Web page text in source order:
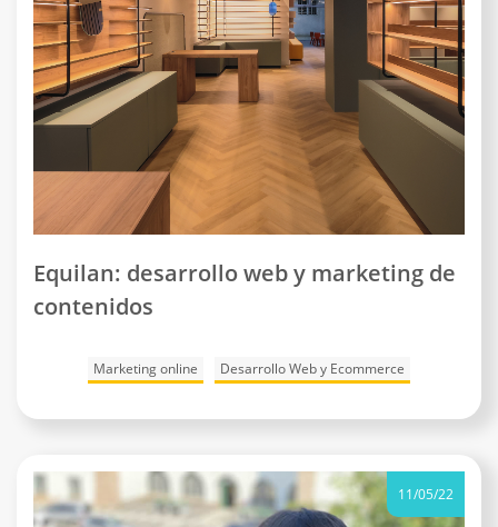
Equilan: desarrollo web y marketing de
contenidos
Marketing online Desarrollo Web y Ecommerce
11/05/22